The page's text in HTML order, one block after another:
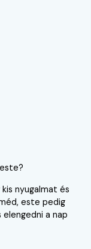
nyugalmat és
este pedig
a nap